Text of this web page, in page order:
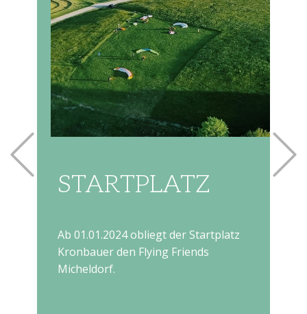
STARTPLATZ
Ab 01.01.2024 obliegt der Startplatz
Kronbauer den Flying Friends
Micheldorf.
Previous